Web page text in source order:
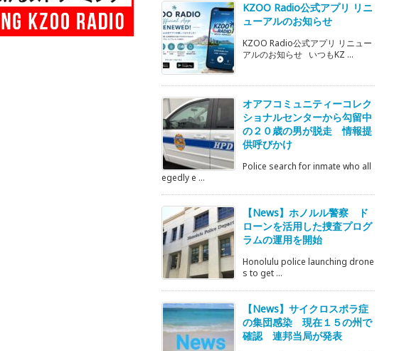
KZOO Radio公式アプリ リニ
ューアルのお知らせ
KZOO Radio公式アプリ リニュー
アルのお知らせ いつもKZ ...
オアフコミュニティーコレク
ショナルセンターから勾留中
の２０歳の男が脱走 情報提
供呼びかけ
Police search for inmate who all
egedly e ...
【News】ホノルル警察 ド
ローンを活用した捜査プログ
ラムの運用を開始
Honolulu police launching drone
s to get ...
【News】サイクロスポラ症
の集団感染 現在１５の州で
確認 連邦当局が発表